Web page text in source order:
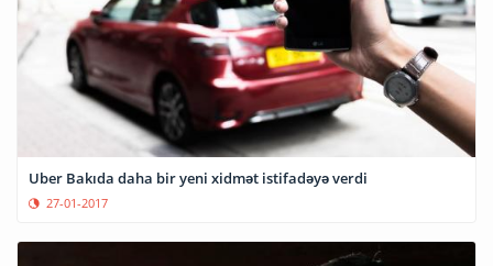
Uber Bakıda daha bir yeni xidmət istifadəyə verdi
27-01-2017